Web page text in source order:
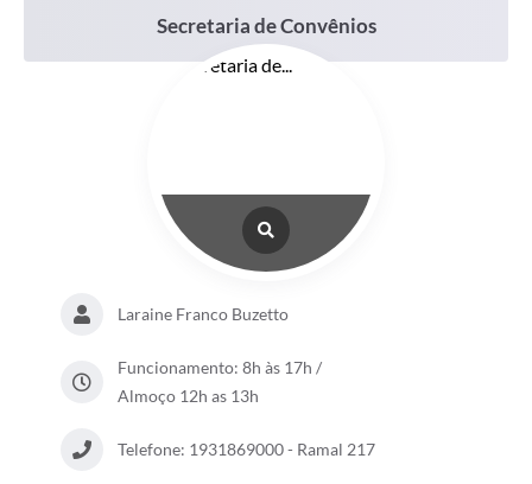
Secretaria de Convênios
Laraine Franco Buzetto
Funcionamento: 8h às 17h /
Almoço 12h as 13h
Telefone: 1931869000 - Ramal 217